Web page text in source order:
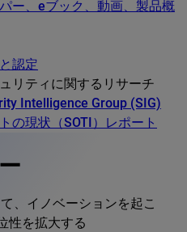
ー、eブック、動画、製品概
認定
リティに関するリサーチ
Intelligence Group (SIG)
の現状（SOTI）レポート
、イノベーションを起こ
性を拡大する